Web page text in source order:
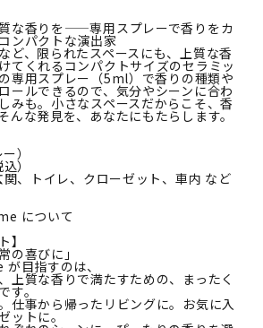
な香りを——専用スプレーで香りをカ
ンパクトな演出家
ど、限られたスペースにも、上質な香
てくれるコンパクトサイズのセラミッ
専用スプレー（5ml）で香りの種類や
ールできるので、気分やシーンに合わ
みも。小さなスペースだからこそ、香
んな発見を、あなたにもたらします。
）
）
関、トイレ、クローゼット、車内 など
について
】
の喜びに」
目指すのは、
上質な香りで満たすための、まったく
す。
仕事から帰ったリビングに。お気に入
ットに。